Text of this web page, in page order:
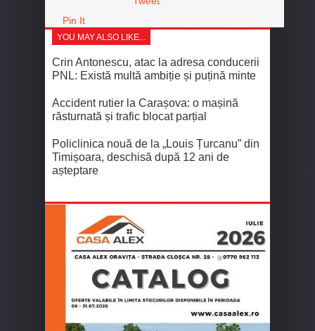
Pin It
YOU MAY ALSO LIKE...
Crin Antonescu, atac la adresa conducerii
PNL: Există multă ambiție și puțină minte
Accident rutier la Carașova: o mașină
răsturnată și trafic blocat parțial
Policlinica nouă de la „Louis Țurcanu” din
Timișoara, deschisă după 12 ani de
așteptare